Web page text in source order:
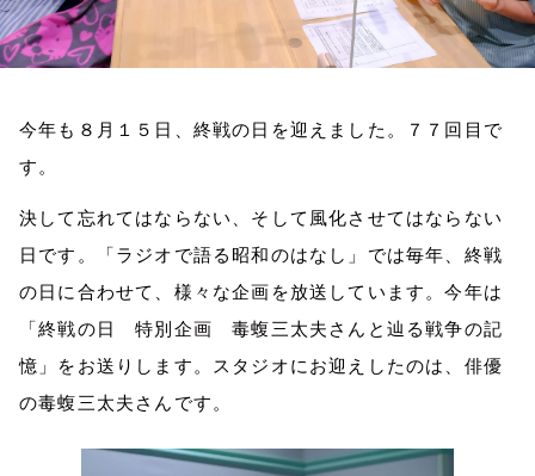
今年も８月１５日、終戦の日を迎えました。７７回目で
す。
決して忘れてはならない、そして風化させてはならない
日です。「ラジオで語る昭和のはなし」では毎年、終戦
の日に合わせて、様々な企画を放送しています。今年は
「終戦の日 特別企画 毒蝮三太夫さんと辿る戦争の記
憶」をお送りします。スタジオにお迎えしたのは、俳優
の毒蝮三太夫さんです。